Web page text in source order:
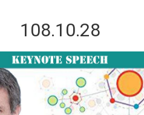
108.10.28